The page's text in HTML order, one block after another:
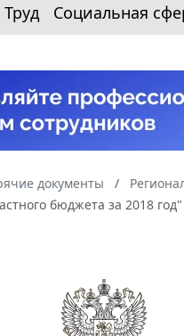
Труд Социальная
документы
бюджета за 2018 год"